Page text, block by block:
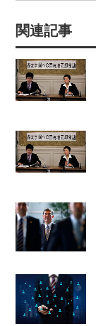
関連記事